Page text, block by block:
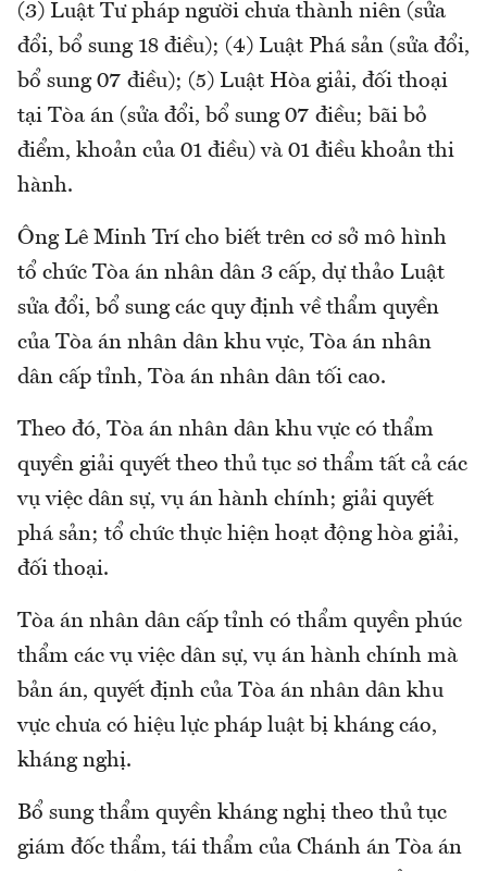
(3) Luật Tư pháp người chưa thành niên (sửa
đổi, bổ sung 18 điều); (4) Luật Phá sản (sửa đổi,
bổ sung 07 điều); (5) Luật Hòa giải, đối thoại
tại Tòa án (sửa đổi, bổ sung 07 điều; bãi bỏ
điểm, khoản của 01 điều) và 01 điều khoản thi
hành.
Ông Lê Minh Trí cho biết trên cơ sở mô hình
tổ chức Tòa án nhân dân 3 cấp, dự thảo Luật
sửa đổi, bổ sung các quy định về thẩm quyền
của Tòa án nhân dân khu vực, Tòa án nhân
dân cấp tỉnh, Tòa án nhân dân tối cao.
Theo đó, Tòa án nhân dân khu vực có thẩm
quyền giải quyết theo thủ tục sơ thẩm tất cả các
vụ việc dân sự, vụ án hành chính; giải quyết
phá sản; tổ chức thực hiện hoạt động hòa giải,
đối thoại.
Tòa án nhân dân cấp tỉnh có thẩm quyền phúc
thẩm các vụ việc dân sự, vụ án hành chính mà
bản án, quyết định của Tòa án nhân dân khu
vực chưa có hiệu lực pháp luật bị kháng cáo,
kháng nghị.
Bổ sung thẩm quyền kháng nghị theo thủ tục
giám đốc thẩm, tái thẩm của Chánh án Tòa án